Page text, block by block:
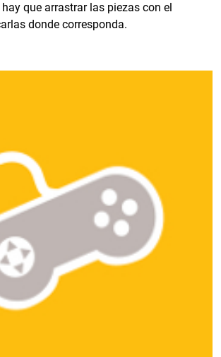
que arrastrar las piezas con el
donde corresponda.